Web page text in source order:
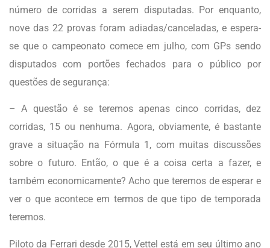
número de corridas a serem disputadas. Por enquanto,
nove das 22 provas foram adiadas/canceladas, e espera-
se que o campeonato comece em julho, com GPs sendo
disputados com portões fechados para o público por
questões de segurança:
– A questão é se teremos apenas cinco corridas, dez
corridas, 15 ou nenhuma. Agora, obviamente, é bastante
grave a situação na Fórmula 1, com muitas discussões
sobre o futuro. Então, o que é a coisa certa a fazer, e
também economicamente? Acho que teremos de esperar e
ver o que acontece em termos de que tipo de temporada
teremos.
Piloto da Ferrari desde 2015, Vettel está em seu último ano